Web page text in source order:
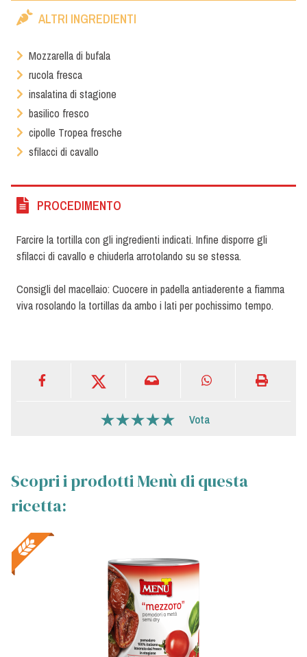
ALTRI INGREDIENTI
Mozzarella di bufala
rucola fresca
insalatina di stagione
basilico fresco
cipolle Tropea fresche
sfilacci di cavallo
PROCEDIMENTO
Farcire la tortilla con gli ingredienti indicati. Infine disporre gli
sfilacci di cavallo e chiuderla arrotolando su se stessa.
Consigli del macellaio: Cuocere in padella antiaderente a fiamma
viva rosolando la tortillas da ambo i lati per pochissimo tempo.
Vota
Scopri i prodotti Menù di questa
ricetta: